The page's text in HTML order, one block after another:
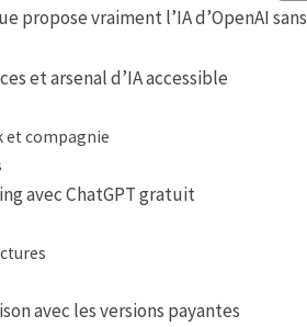
vraiment l’IA d’OpenAI sans
et arsenal d’IA accessible
et compagnie
avec ChatGPT gratuit
avec les versions payantes